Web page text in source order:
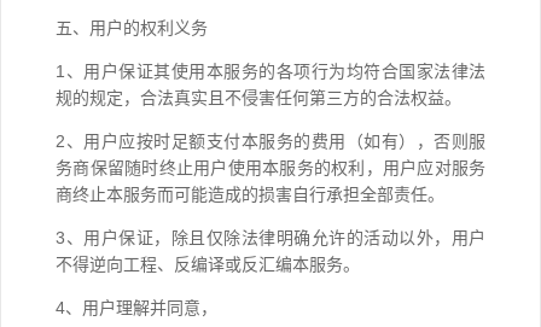
五、用户的权利义务
1、用户保证其使用本服务的各项行为均符合国家法律法
规的规定，合法真实且不侵害任何第三方的合法权益。
2、用户应按时足额支付本服务的费用（如有），否则服
务商保留随时终止用户使用本服务的权利，用户应对服务
商终止本服务而可能造成的损害自行承担全部责任。
3、用户保证，除且仅除法律明确允许的活动以外，用户
不得逆向工程、反编译或反汇编本服务。
4、用户理解并同意，